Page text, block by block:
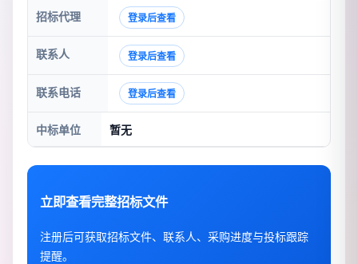
招标代理 登录后查看
联系人 登录后查看
联系电话 登录后查看
中标单位 暂无
立即查看完整招标文件
注册后可获取招标文件、联系人、采购进度与投标跟踪
提醒。